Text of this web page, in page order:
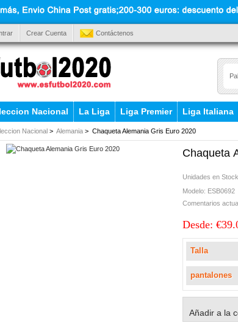
Crear Cuenta Contáctenos
Nacional La Liga Liga Premier Liga Italiana
Nacional > Alemania > Chaqueta Alemania Gris Euro 2020
Chaqueta
Unidades en Stock
Modelo: ESB0692
Comentarios
Desde:
Talla
pantalones
Añadir a la